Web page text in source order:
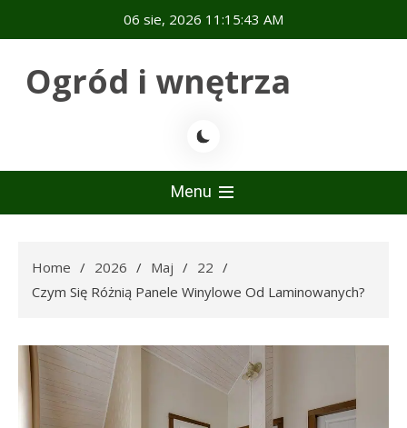
to
06 sie, 2026 11:15:44 AM
Ogród i wnętrza
Menu
Home 2026 Maj
22
Czym Się Różnią Panele Winylowe Od Laminowanych?